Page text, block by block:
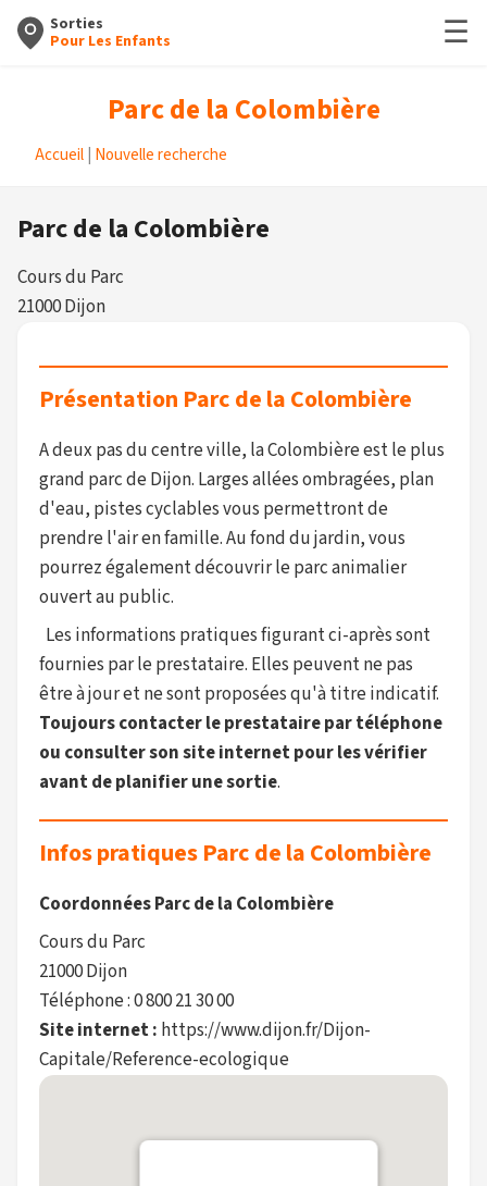
Sorties
Pour Les Enfants
☰
Parc de la Colombière
Accueil Nouvelle recherche
Parc de la Colombière
Cours du Parc
21000 Dijon
Présentation Parc de la Colombière
A deux pas du centre ville, la Colombière est le plus
grand parc de Dijon. Larges allées ombragées, plan
d'eau, pistes cyclables vous permettront de
prendre l'air en famille. Au fond du jardin, vous
pourrez également découvrir le parc animalier
ouvert au public.
Les informations pratiques figurant ci-après sont
fournies par le prestataire. Elles peuvent ne pas
être à jour et ne sont proposées qu'à titre indicatif.
Toujours contacter le prestataire par téléphone
ou consulter son site internet pour les vérifier
avant de planifier une sortie.
Infos pratiques Parc de la Colombière
Coordonnées Parc de la Colombière
Cours du Parc
21000 Dijon
Téléphone : 0 800 21 30 00
Site internet : https://www.dijon.fr/Dijon-
Capitale/Reference-ecologique